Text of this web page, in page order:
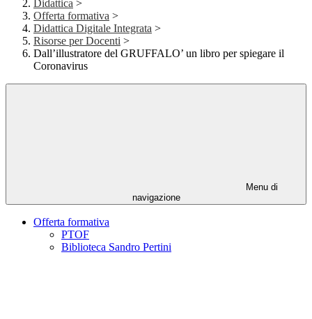
Didattica >
Offerta formativa >
Didattica Digitale Integrata >
Risorse per Docenti >
Dall’illustratore del GRUFFALO’ un libro per spiegare il
Coronavirus
Menu di
navigazione
Offerta formativa
PTOF
Biblioteca Sandro Pertini